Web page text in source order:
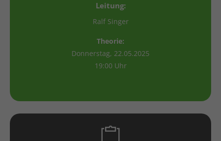
Leitung:
Ralf Singer
Theorie:
Donnerstag, 22.05.2025
19:00 Uhr